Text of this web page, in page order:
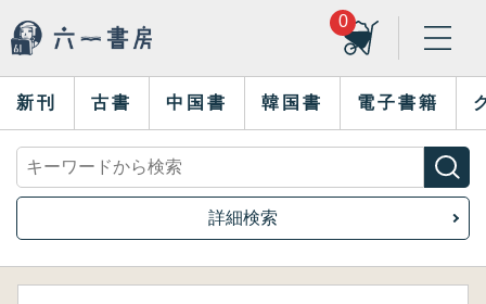
0
新刊 古書 中国書 韓国書 電子書籍
詳細検索